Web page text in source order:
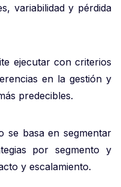
variabilidad y pérdida
ejecutar con criterios
en la gestión y
predecibles.
se basa en segmentar
por segmento y
y escalamiento.